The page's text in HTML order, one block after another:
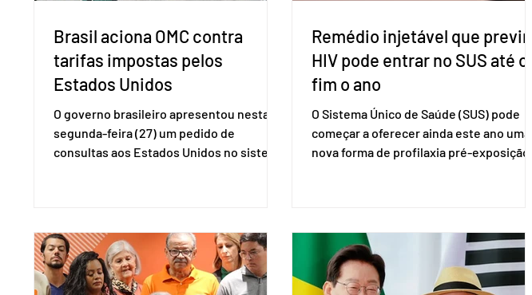
Brasil aciona OMC contra
tarifas impostas pelos
Estados Unidos
O governo brasileiro apresentou nesta
segunda-feira (27) um pedido de
consultas aos Estados Unidos no sistema
base na Seção 301 da Lei de Comércio de
1974. Segundo nota divulgada pelo
Ministério das Relações Exteriores, o
Remédio injetável que previne
HIV pode entrar no SUS até o
fim o ano
O Sistema Único de Saúde (SUS) pode
começar a oferecer ainda este ano uma
nova forma de profilaxia pré-exposição
e pode ser tomado a cada dois meses. O
pedido de inclusão vai ser encaminhado
pelo Ministério da Saúde à Comissão